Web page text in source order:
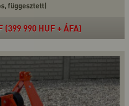
függesztett)
(399 990 HUF + ÁFA)